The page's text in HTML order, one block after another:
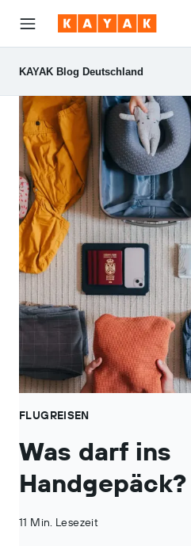
KAYAK Blog Deutschland
FLUGREISEN
Was darf ins
Handgepäck?
11 Min. Lesezeit